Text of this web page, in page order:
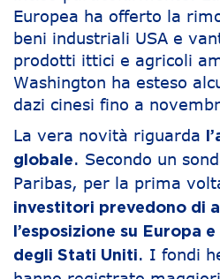
Europea ha offerto la
beni industriali USA e
prodotti ittici e agricoli
Washington ha esteso
dazi cinesi fino a
La vera novità riguarda
globale. Secondo un
Paribas, per la prima
investitori prevedono di
l’esposizione su Europa
degli Stati Uniti. I fondi